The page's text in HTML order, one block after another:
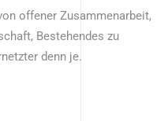
offener Zusammenarbeit,
Bestehendes zu
denn je.